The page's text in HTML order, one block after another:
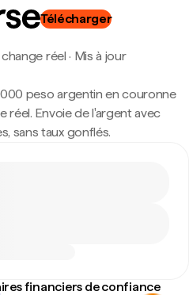
Télécharger
change réel · Mis à jour
peso argentin en couronne
réel. Envoie de l'argent avec
sans taux gonflés.
financiers de confiance